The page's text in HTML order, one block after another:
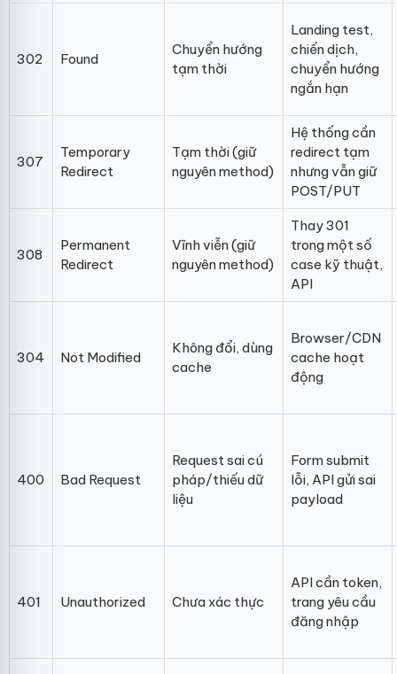
302 Found
Chuyển hướng
tạm thời
Landing test,
chiến dịch,
chuyển hướng
ngắn hạn
307
Temporary
Redirect
Tạm thời (giữ
nguyên method)
Hệ thống cần
redirect tạm
nhưng vẫn giữ
POST/PUT
308
Permanent
Redirect
Vĩnh viễn (giữ
nguyên method)
Thay 301
trong một số
case kỹ thuật,
API
304 Not Modified
Không đổi, dùng
cache
Browser/CDN
cache hoạt
động
400 Bad Request
Request sai cú
pháp/thiếu dữ
liệu
Form submit
lỗi, API gửi sai
payload
401 Unauthorized Chưa xác thực
API cần token,
trang yêu cầu
đăng nhập